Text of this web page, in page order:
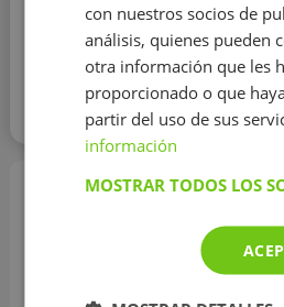
Contactar con
Leer más
Profesores de
✅ Número de profesores:
con nuestros socios de
análisis, quienes pueden
otra información que les
proporcionado o que
partir del uso de sus
información
MOSTRAR TODOS LOS